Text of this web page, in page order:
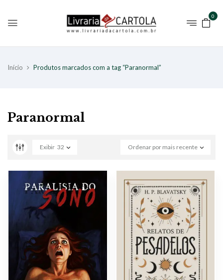
0
Início Produtos marcados com a tag “Paranormal”
Paranormal
Ordenar por mais recente
Exibir 32